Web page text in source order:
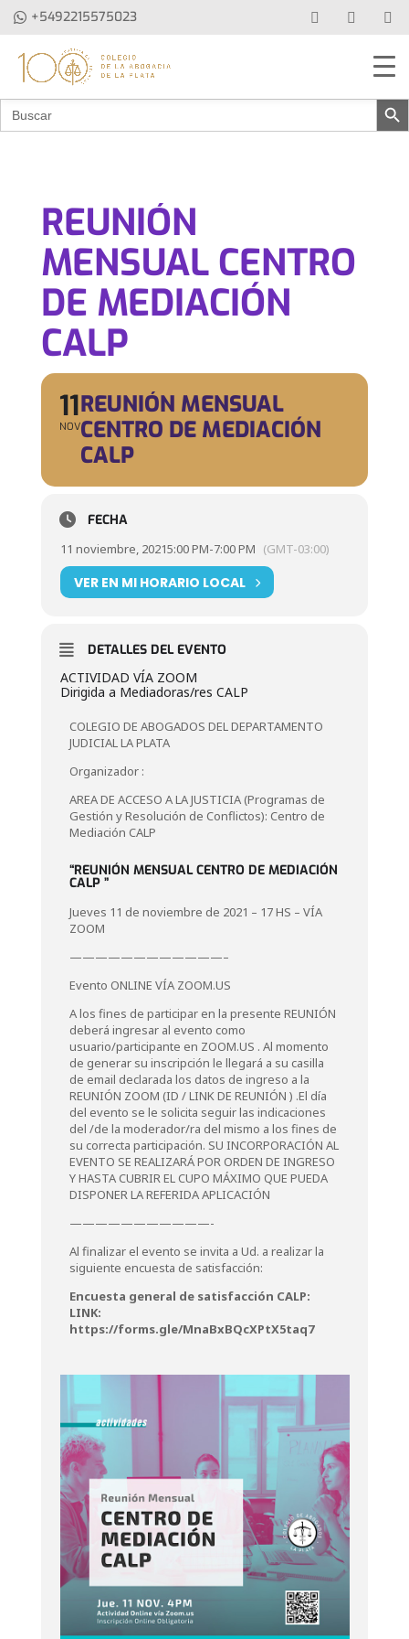
+5492215575023
Buscar: Botón de
REUNIÓN
MENSUAL CENTRO
DE MEDIACIÓN
CALP
11
NOV
REUNIÓN MENSUAL
CENTRO DE MEDIACIÓN
CALP
FECHA
11 noviembre, 20215:00 PM-7:00 PM (GMT-03:00)
VER EN MI HORARIO LOCAL
DETALLES DEL EVENTO
ACTIVIDAD VÍA ZOOM
Dirigida a Mediadoras/res CALP
COLEGIO DE ABOGADOS DEL DEPARTAMENTO
JUDICIAL LA PLATA
Organizador :
AREA DE ACCESO A LA JUSTICIA (Programas de
Gestión y Resolución de Conflictos): Centro de
Mediación CALP
“REUNIÓN MENSUAL CENTRO DE MEDIACIÓN
CALP ”
Jueves 11 de noviembre de 2021 – 17 HS – VÍA
ZOOM
————————————–
Evento ONLINE VÍA ZOOM.US
A los fines de participar en la presente REUNIÓN
deberá ingresar al evento como
usuario/participante en ZOOM.US . Al momento
de generar su inscripción le llegará a su casilla
de email declarada los datos de ingreso a la
REUNIÓN ZOOM (ID / LINK DE REUNIÓN ) .El día
del evento se le solicita seguir las indicaciones
del /de la moderador/ra del mismo a los fines de
su correcta participación. SU INCORPORACIÓN AL
EVENTO SE REALIZARÁ POR ORDEN DE INGRESO
Y HASTA CUBRIR EL CUPO MÁXIMO QUE PUEDA
DISPONER LA REFERIDA APLICACIÓN
———————————-
Al finalizar el evento se invita a Ud. a realizar la
siguiente encuesta de satisfacción:
Encuesta general de satisfacción CALP:
LINK:
https://forms.gle/MnaBxBQcXPtX5taq7